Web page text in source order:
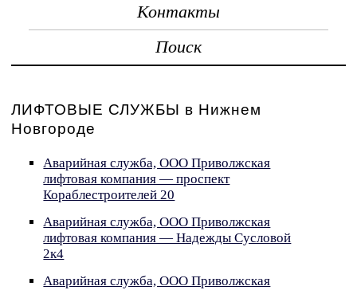
Контакты
Поиск
ЛИФТОВЫЕ СЛУЖБЫ в Нижнем
Новгороде
Аварийная служба, ООО Приволжская
лифтовая компания — проспект
Кораблестроителей 20
Аварийная служба, ООО Приволжская
лифтовая компания — Надежды Сусловой
2к4
Аварийная служба, ООО Приволжская